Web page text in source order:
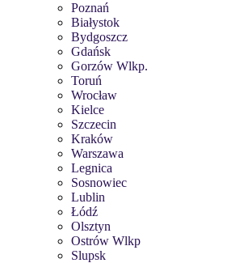
Poznań
Białystok
Bydgoszcz
Gdańsk
Gorzów Wlkp.
Toruń
Wrocław
Kielce
Szczecin
Kraków
Warszawa
Legnica
Sosnowiec
Lublin
Łódź
Olsztyn
Ostrów Wlkp
Slupsk